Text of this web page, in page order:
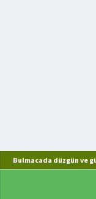
Bulmacada düzgün ve